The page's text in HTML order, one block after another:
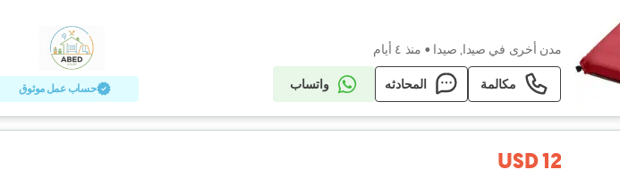
مدن أخرى في صيدا, صيدا • منذ ٤ أيام
مكالمة المحادثه واتساب حساب عمل موثوق
USD 12